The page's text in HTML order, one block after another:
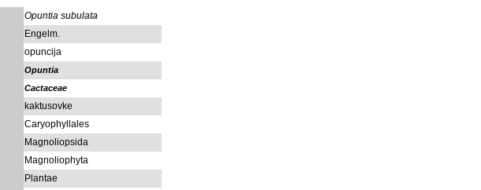
Opuntia subulata
Engelm.
opuncija
Opuntia
Cactaceae
kaktusovke
Caryophyllales
Magnoliopsida
Magnoliophyta
Plantae